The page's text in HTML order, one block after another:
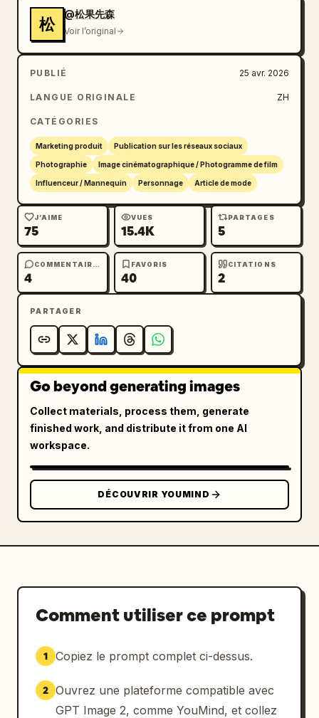
松
@松果先森
Voir l’original
PUBLIÉ 25 avr. 2026
LANGUE ORIGINALE ZH
CATÉGORIES
Marketing produit Publication sur les réseaux sociaux
Photographie Image cinématographique / Photogramme de film
Influenceur / Mannequin Personnage Article de mode
J’AIME
75
VUES
15.4K
PARTAGES
5
COMMENTAIRES
4
FAVORIS
40
CITATIONS
2
PARTAGER
Go beyond generating images
Collect materials, process them, generate
finished work, and distribute it from one AI
workspace.
DÉCOUVRIR YOUMIND
Comment utiliser ce prompt
1 Copiez le prompt complet ci-dessus.
2 Ouvrez une plateforme compatible avec
GPT Image 2, comme YouMind, et collez